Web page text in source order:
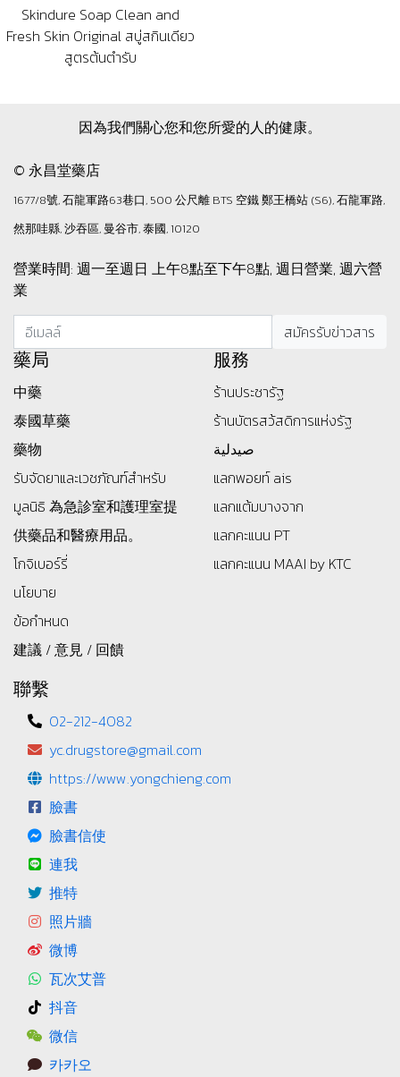
Skindure Soap Clean and
Fresh Skin Original สบู่สกินเดียว
สูตรต้นตำรับ
因為我們關心您和您所愛的人的健康。
© 永昌堂藥店
1677/8號, 石龍軍路63巷口, 500 公尺離 BTS 空鐵 鄭王橋站 (S6), 石龍軍路,
然那哇縣, 沙吞區, 曼谷市, 泰國, 10120
營業時間: 週一至週日 上午8點至下午8點, 週日營業, 週六營
業
藥局
中藥
泰國草藥
藥物
รับจัดยาและเวชภัณฑ์สำหรับ
มูลนิธิ 為急診室和護理室提
供藥品和醫療用品。
โกจิเบอร์รี่
นโยบาย
ข้อกำหนด
建議 / 意見 / 回饋
服務
ร้านประชารัฐ
ร้านบัตรสว้สดิการแห่งรัฐ
صيدلية
แลกพอยท์ ais
แลกแต้มบางจาก
แลกคะแนน PT
แลกคะแนน MAAI by KTC
聯繫
02-212-4082
yc.drugstore@gmail.com
https://www.yongchieng.com
臉書
臉書信使
連我
推特
照片牆
微博
瓦次艾普
抖音
微信
카카오